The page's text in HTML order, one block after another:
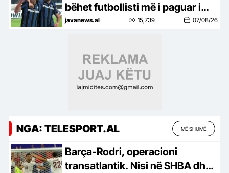
bëhet futbollisti më i paguar i
Kombëtares shqiptare pas
javanews.al 15,739 07/08/26
NGA: TELESPORT.AL MË SHUMË
Barça-Rodri, operacioni
transatlantik. Nisi në SHBA dhe